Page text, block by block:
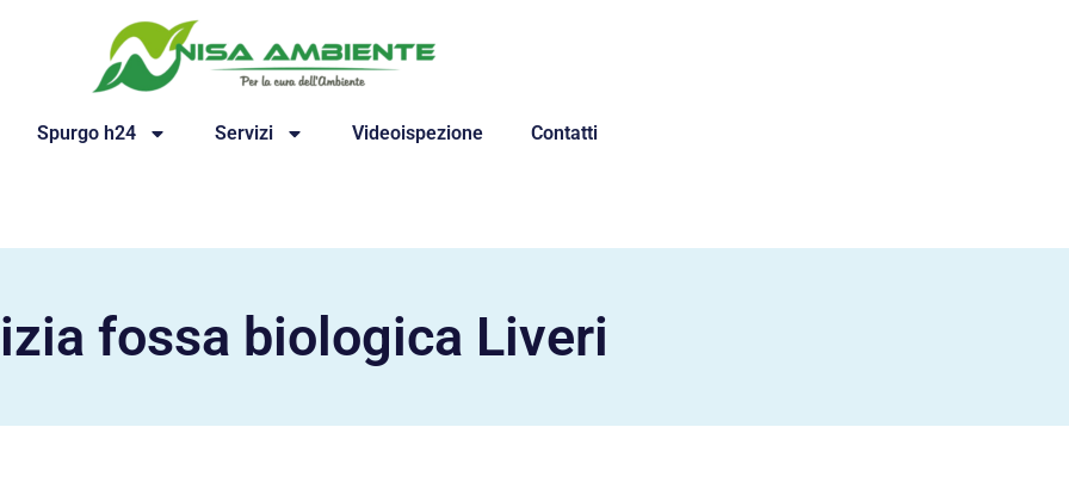
Spurgo h24 Servizi Videoispezione Contatti
fossa biologica Liveri